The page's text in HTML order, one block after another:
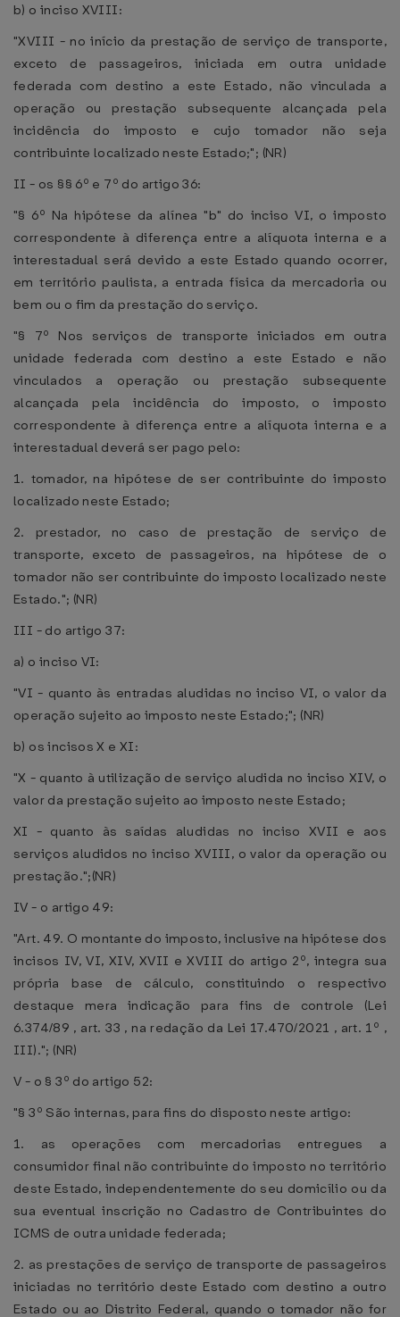
b) o inciso XVIII:
"XVIII - no início da prestação de serviço de transporte,
exceto de passageiros, iniciada em outra unidade
federada com destino a este Estado, não vinculada a
operação ou prestação subsequente alcançada pela
incidência do imposto e cujo tomador não seja
contribuinte localizado neste Estado;"; (NR)
II - os §§ 6º e 7º do artigo 36:
"§ 6º Na hipótese da alínea "b" do inciso VI, o imposto
correspondente à diferença entre a alíquota interna e a
interestadual será devido a este Estado quando ocorrer,
em território paulista, a entrada física da mercadoria ou
bem ou o fim da prestação do serviço.
"§ 7º Nos serviços de transporte iniciados em outra
unidade federada com destino a este Estado e não
vinculados a operação ou prestação subsequente
alcançada pela incidência do imposto, o imposto
correspondente à diferença entre a alíquota interna e a
interestadual deverá ser pago pelo:
1. tomador, na hipótese de ser contribuinte do imposto
localizado neste Estado;
2. prestador, no caso de prestação de serviço de
transporte, exceto de passageiros, na hipótese de o
tomador não ser contribuinte do imposto localizado neste
Estado."; (NR)
III - do artigo 37:
a) o inciso VI:
"VI - quanto às entradas aludidas no inciso VI, o valor da
operação sujeito ao imposto neste Estado;"; (NR)
b) os incisos X e XI:
"X - quanto à utilização de serviço aludida no inciso XIV, o
valor da prestação sujeito ao imposto neste Estado;
XI - quanto às saídas aludidas no inciso XVII e aos
serviços aludidos no inciso XVIII, o valor da operação ou
prestação.";(NR)
IV - o artigo 49:
"Art. 49. O montante do imposto, inclusive na hipótese dos
incisos IV, VI, XIV, XVII e XVIII do artigo 2º, integra sua
própria base de cálculo, constituindo o respectivo
destaque mera indicação para fins de controle (Lei
6.374/89 , art. 33 , na redação da Lei 17.470/2021 , art. 1º ,
III)."; (NR)
V - o § 3º do artigo 52:
"§ 3º São internas, para fins do disposto neste artigo:
1. as operações com mercadorias entregues a
consumidor final não contribuinte do imposto no território
deste Estado, independentemente do seu domicílio ou da
sua eventual inscrição no Cadastro de Contribuintes do
ICMS de outra unidade federada;
2. as prestações de serviço de transporte de passageiros
iniciadas no território deste Estado com destino a outro
Estado ou ao Distrito Federal, quando o tomador não for